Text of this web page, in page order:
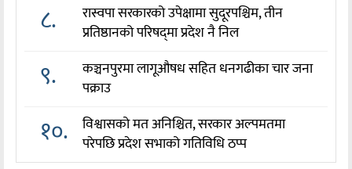
८.
रास्वपा सरकारको उपेक्षामा सुदूरपश्चिम, तीन
प्रतिष्ठानको परिषद्‌मा प्रदेश नै निल
९.
कञ्चनपुरमा लागूऔषध सहित धनगढीका चार जना
पक्राउ
१०.
विश्वासको मत अनिश्चित, सरकार अल्पमतमा
परेपछि प्रदेश सभाको गतिविधि ठप्प